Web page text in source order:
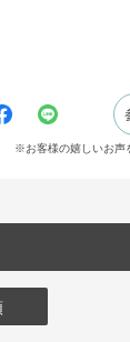
※お客様の嬉しいお声